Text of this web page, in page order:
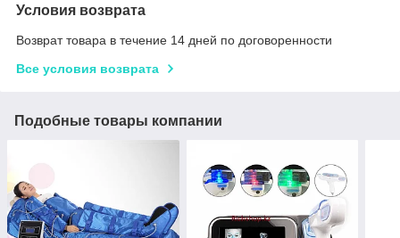
Условия возврата
Возврат товара в течение 14 дней по договоренности
Все условия возврата
Подобные товары компании